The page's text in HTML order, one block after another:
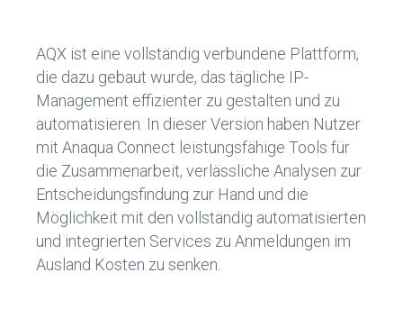
AQX ist eine vollständig verbundene Plattform,
die dazu gebaut wurde, das tägliche IP-
Management effizienter zu gestalten und zu
automatisieren. In dieser Version haben Nutzer
mit Anaqua Connect leistungsfähige Tools für
die Zusammenarbeit, verlässliche Analysen zur
Entscheidungsfindung zur Hand und die
Möglichkeit mit den vollständig automatisierten
und integrierten Services zu Anmeldungen im
Ausland Kosten zu senken.